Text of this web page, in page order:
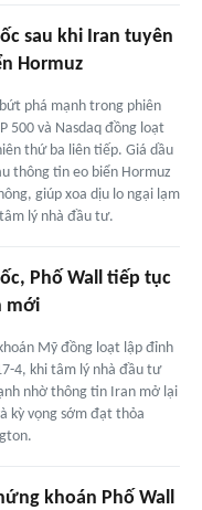
sau khi Iran tuyên
Hormuz
phá mạnh trong phiên
500 và Nasdaq đồng loạt
thứ ba liên tiếp. Giá dầu
thông tin eo biển Hormuz
giúp xoa dịu lo ngại lạm
lý nhà đầu tư.
Phố Wall tiếp tục
mới
Mỹ đồng loạt lập đỉnh
4, khi tâm lý nhà đầu tư
nhờ thông tin Iran mở lại
kỳ vọng sớm đạt thỏa
khoán Phố Wall